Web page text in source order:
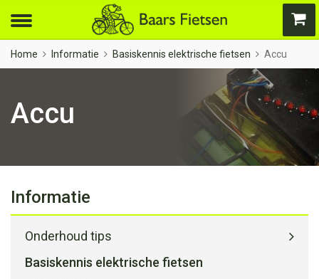
Home Informatie Basiskennis elektrische fietsen Accu
Accu
Informatie
Onderhoud tips
Basiskennis elektrische fietsen